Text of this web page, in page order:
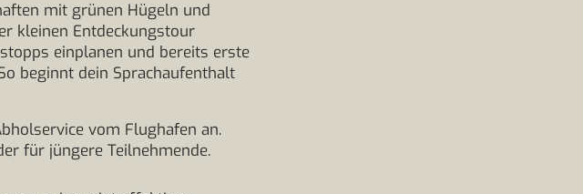
mit grünen Hügeln und
kleinen Entdeckungstour
einplanen und bereits erste
beginnt dein Sprachaufenthalt
vom Flughafen an.
für jüngere Teilnehmende.